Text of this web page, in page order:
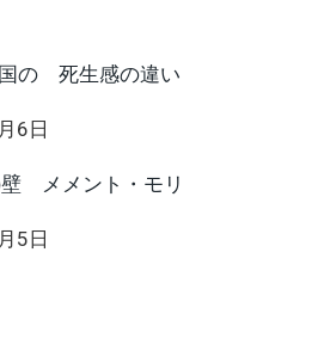
の 死生感の違い
6日
メメント・モリ
5日